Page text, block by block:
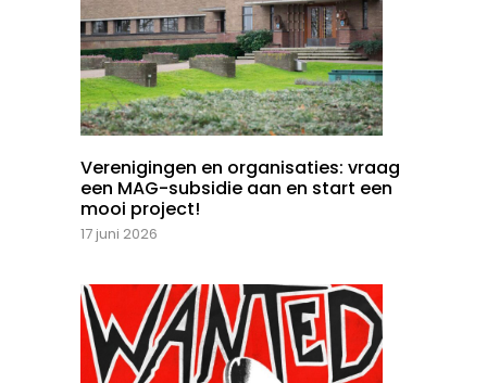
Verenigingen en organisaties: vraag
een MAG-subsidie aan en start een
mooi project!
17 juni 2026